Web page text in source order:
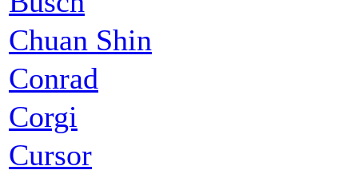
Chuan Shin
Conrad
Corgi
Cursor